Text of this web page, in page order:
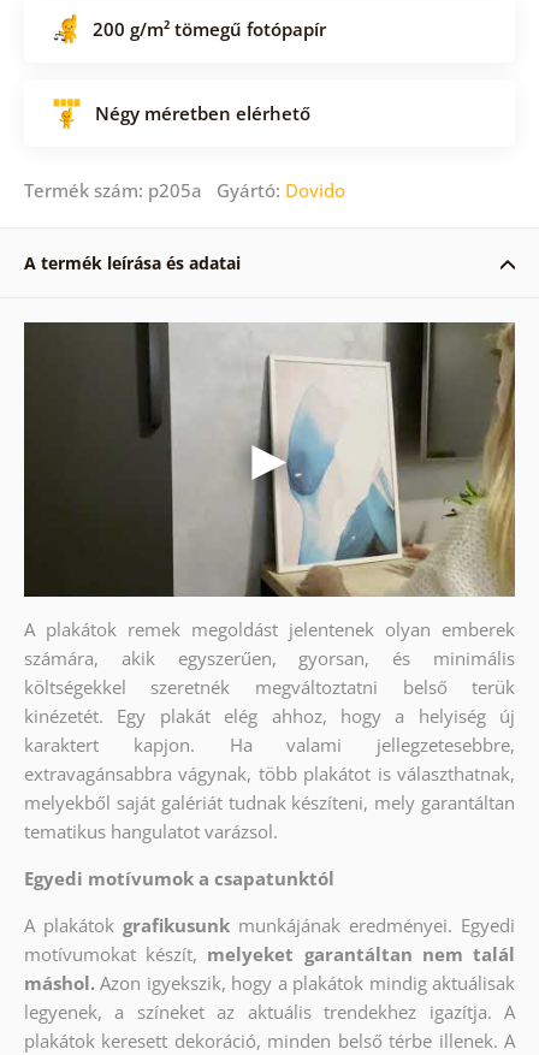
200 g/m² tömegű fotópapír
Négy méretben elérhető
Termék szám: p205a Gyártó: Dovido
A termék leírása és adatai
A plakátok remek megoldást jelentenek olyan emberek
számára, akik egyszerűen, gyorsan, és minimális
költségekkel szeretnék megváltoztatni belső terük
kinézetét. Egy plakát elég ahhoz, hogy a helyiség új
karaktert kapjon. Ha valami jellegzetesebbre,
extravagánsabbra vágynak, több plakátot is választhatnak,
melyekből saját galériát tudnak készíteni, mely garantáltan
tematikus hangulatot varázsol.
Egyedi motívumok a csapatunktól
A plakátok grafikusunk munkájának eredményei. Egyedi
motívumokat készít, melyeket garantáltan nem talál
máshol. Azon igyekszik, hogy a plakátok mindig aktuálisak
legyenek, a színeket az aktuális trendekhez igazítja. A
plakátok keresett dekoráció, minden belső térbe illenek. A